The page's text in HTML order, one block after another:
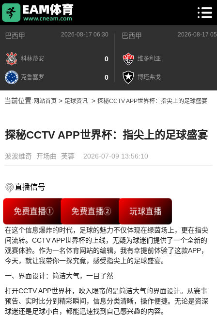
巴西甲 2026-08-17 06:30
科林蒂安 0
克鲁塞罗 0
巴西甲 2026-08-17
维多利亚
博塔弗戈
当前位置: 网站首页> 足球资讯> 探秘CCTV APP世界杯：指尖上的足球盛宴
探秘CCTV APP世界杯：指尖上的足球盛宴
波波维奇 开场曲 芙蓉 2026-07-09 13:56:10
直播信号
免费直播① 免费直播② 玩球直播
在这个信息爆炸的时代，足球的魅力不仅体现在绿茵场上，更在指尖
间流转。CCTV APP世界杯的上线，无疑为球迷们提供了一个全新的
观赛体验。作为一名体育网站的编辑，我有幸提前体验了这款APP，
今天，就让我带你一探究竟，感受指尖上的足球盛宴。
一、界面设计：简洁大气，一目了然
打开CCTV APP世界杯，映入眼帘的是简洁大气的界面设计。从赛事
预告、实时比分到精彩瞬间，信息分类清晰，操作便捷。无论是资深
球迷还是足球小白，都能迅速找到自己感兴趣的内容。